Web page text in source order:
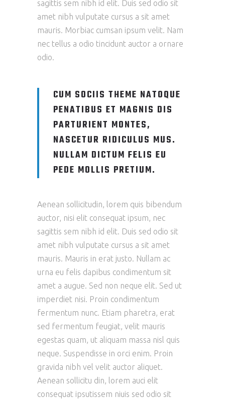
sagittis sem nibh id elit. Duis sed odio sit
amet nibh vulputate cursus a sit amet
mauris. Morbiac cumsan ipsum velit. Nam
nec tellus a odio tincidunt auctor a ornare
odio.
CUM SOCIIS THEME NATOQUE
PENATIBUS ET MAGNIS DIS
PARTURIENT MONTES,
NASCETUR RIDICULUS MUS.
NULLAM DICTUM FELIS EU
PEDE MOLLIS PRETIUM.
Aenean sollicitudin, lorem quis bibendum
auctor, nisi elit consequat ipsum, nec
sagittis sem nibh id elit. Duis sed odio sit
amet nibh vulputate cursus a sit amet
mauris. Mauris in erat justo. Nullam ac
urna eu felis dapibus condimentum sit
amet a augue. Sed non neque elit. Sed ut
imperdiet nisi. Proin condimentum
fermentum nunc. Etiam pharetra, erat
sed fermentum feugiat, velit mauris
egestas quam, ut aliquam massa nisl quis
neque. Suspendisse in orci enim. Proin
gravida nibh vel velit auctor aliquet.
Aenean sollicitu din, lorem auci elit
consequat ipsutissem niuis sed odio sit